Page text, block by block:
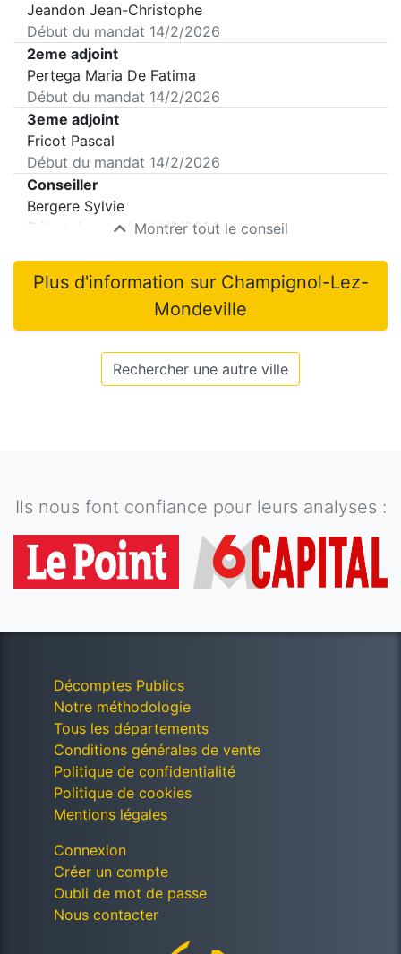
Jeandon Jean-Christophe
Début du mandat 14/2/2026
2eme adjoint
Pertega Maria De Fatima
Début du mandat 14/2/2026
3eme adjoint
Fricot Pascal
Début du mandat 14/2/2026
Conseiller
Bergere Sylvie
Début du mandat14/2/2026
Montrer tout le conseil
Plus d'information sur Champignol-Lez-
Mondeville
Rechercher une autre ville
Ils nous font confiance pour leurs analyses :
Décomptes Publics
Notre méthodologie
Tous les départements
Conditions générales de vente
Politique de confidentialité
Politique de cookies
Mentions légales
Connexion
Créer un compte
Oubli de mot de passe
Nous contacter